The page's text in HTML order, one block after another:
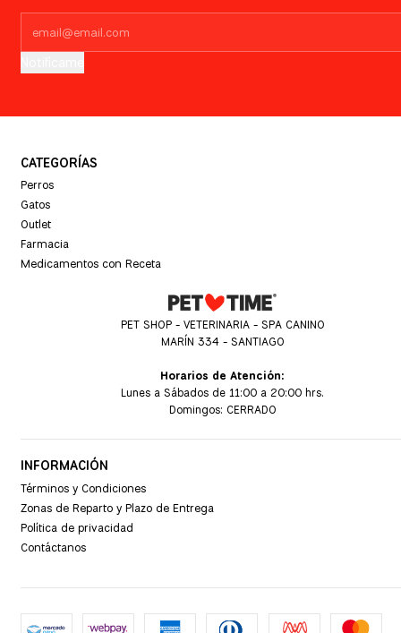
CATEGORÍAS
Perros
Gatos
Outlet
Farmacia
Medicamentos con Receta
PET SHOP - VETERINARIA - SPA CANINO
MARÍN 334 - SANTIAGO
Horarios de Atención:
Lunes a Sábados de 11:00 a 20:00 hrs.
Domingos: CERRADO
INFORMACIÓN
Términos y Condiciones
Zonas de Reparto y Plazo de Entrega
Política de privacidad
Contáctanos